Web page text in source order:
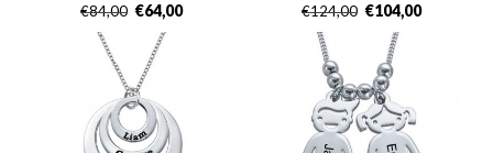
€84,00 €64,00 €124,00 €104,00